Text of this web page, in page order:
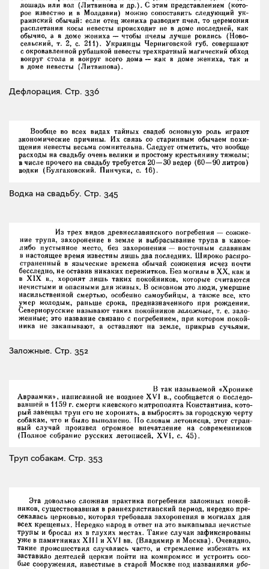
Дефлорация. Стр. 336
Водка на свадьбу. Стр. 345
Заложные. Стр. 352
Труп собакам. Стр. 353